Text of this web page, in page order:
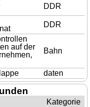
DDR
DDR
auf der
Bahn
daten
Kategorie